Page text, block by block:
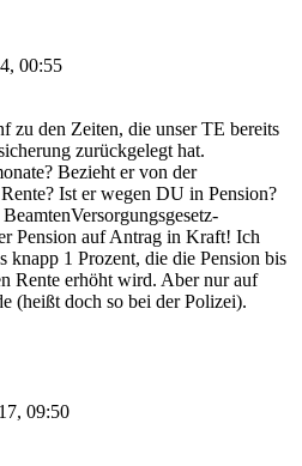
00:55
zu den Zeiten, die unser TE bereits
zurückgelegt hat.
Bezieht er von der
Ist er wegen DU in Pension?
Pension auf Antrag in Kraft! Ich
knapp 1 Prozent, die die Pension bis
Rente erhöht wird. Aber nur auf
(heißt doch so bei der Polizei).
09:50